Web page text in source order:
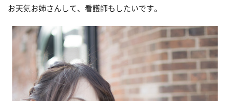
お天気お姉さんして、看護師もしたいです。